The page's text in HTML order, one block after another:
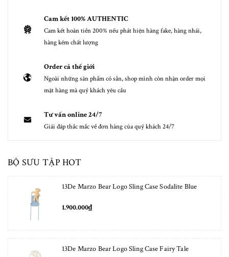
Cam kết 100% AUTHENTIC
Cam kết hoàn tiền 200% nếu phát hiện hàng fake, hàng nhái,
hàng kém chất lượng
Order cả thế giới
Ngoài những sản phẩm có sẵn, shop mình còn nhận order mọi
mặt hàng mà quý khách yêu cầu
Tư vấn online 24/7
Giải đáp thắc mắc về đơn hàng của quý khách 24/7
BỘ SƯU TẬP HOT
13De Marzo Bear Logo Sling Case Sodalite Blue
1.900.000₫
13De Marzo Bear Logo Sling Case Fairy Tale